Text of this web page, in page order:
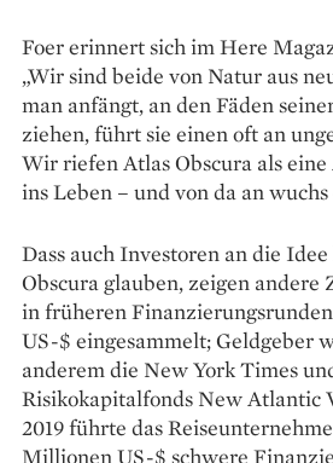
Foer erinnert sich im Here
„Wir sind beide von Natur aus
man anfängt, an den Fäden
ziehen, führt sie einen oft an
Wir riefen Atlas Obscura als
ins Leben – und von da an wuchs
Dass auch Investoren an die
Obscura glauben, zeigen andere
in früheren
US-$ eingesammelt; Geldgeber
anderem die New York Times
Risikokapitalfonds New Atlantic
2019 führte das
Millionen US-$ schwere